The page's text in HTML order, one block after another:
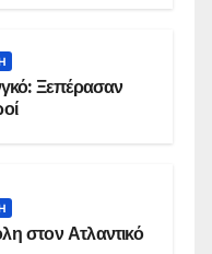
Ξεπέρασαν
στον Ατλαντικό